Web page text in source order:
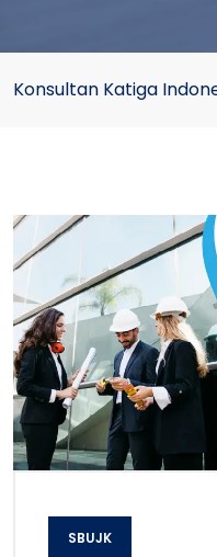
Konsultan Katiga
SBUJK